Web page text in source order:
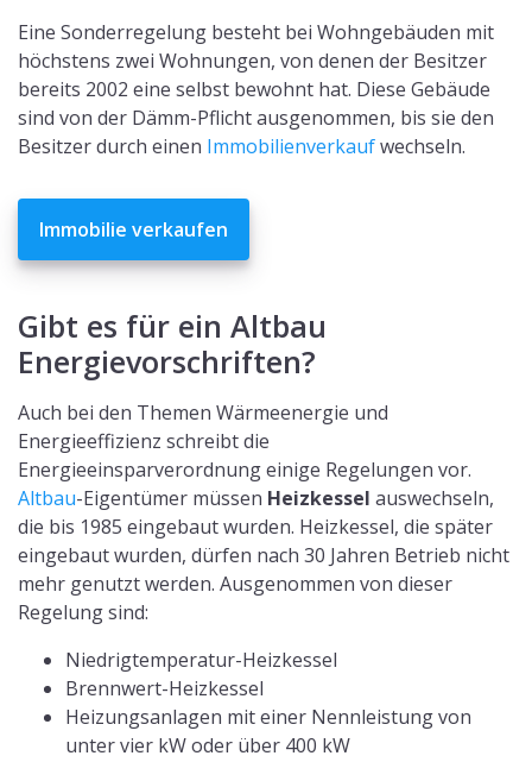
Eine Sonderregelung besteht bei Wohngebäuden mit
höchstens zwei Wohnungen, von denen der Besitzer
bereits 2002 eine selbst bewohnt hat. Diese Gebäude
sind von der Dämm-Pflicht ausgenommen, bis sie den
Besitzer durch einen Immobilienverkaufwechseln.
Immobilie verkaufen
Gibt es für ein Altbau
Energievorschriften?
Auch bei den Themen Wärmeenergie und
Energieeffizienz schreibt die
Energieeinsparverordnung einige Regelungen vor.
Altbau-Eigentümer müssen Heizkessel auswechseln,
die bis 1985 eingebaut wurden. Heizkessel, die später
eingebaut wurden, dürfen nach 30 Jahren Betrieb nicht
mehr genutzt werden. Ausgenommen von dieser
Regelung sind:
Niedrigtemperatur-Heizkessel
Brennwert-Heizkessel
Heizungsanlagen mit einer Nennleistung von
unter vier kW oder über 400 kW